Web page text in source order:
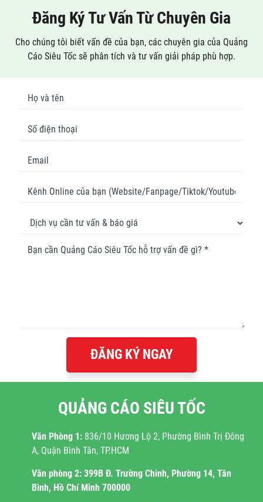
Đăng Ký Tư Vấn Từ Chuyên Gia
Cho chúng tôi biết vấn đề của bạn, các chuyên gia của Quảng
Cáo Siêu Tốc sẽ phân tích và tư vấn giải pháp phù hợp.
QUẢNG CÁO SIÊU TỐC
Văn Phòng 1: 836/10 Hương Lộ 2, Phường Bình Trị Đông
A, Quận Bình Tân, TP.HCM
Văn phòng 2: 399B Đ. Trường Chinh, Phường 14, Tân
Bình, Hồ Chí Minh 700000
ĐĂNG KÝ NGAY